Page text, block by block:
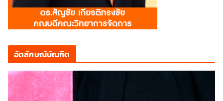
อัตลักษณ์บัณฑิต